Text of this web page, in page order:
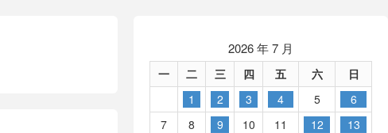
2026 年 7 月
一 二 三 四 五 六
日
1
2 3 4 5
6
7
8 9 10 11 12
13